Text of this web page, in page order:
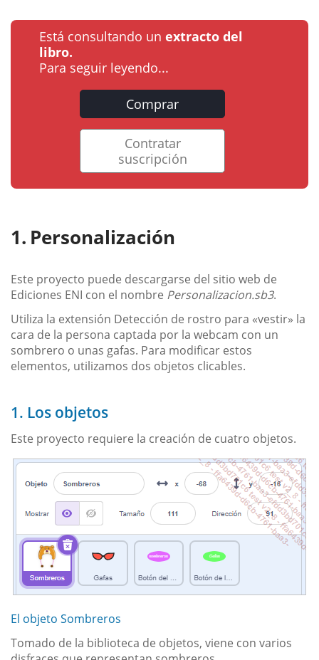
Está consultando un extracto del
libro.
Para seguir leyendo...
Comprar
Contratar
suscripción
Personalización
Este proyecto puede descargarse del sitio web de
Ediciones ENI con el nombre Personalizacion.sb3.
Utiliza la extensión Detección de rostro para «vestir» la
cara de la persona captada por la webcam con un
sombrero o unas gafas. Para modificar estos
elementos, utilizamos dos objetos clicables.
1. Los objetos
Este proyecto requiere la creación de cuatro objetos.
El objeto Sombreros
Tomado de la biblioteca de objetos, viene con varios